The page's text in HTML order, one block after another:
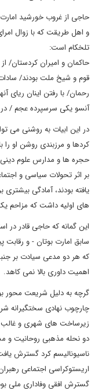
حاجی از غروب خورشید
و اهل طریقت که با زوال
تلخکام است:
حاکمان و امیران کردستان/
قوم و شیخ ملت بودند/
رحمان/ با رفتن اینان ریای
آنسو یکی سرسپرده عجم /
در این ابیات به روشنی می
کردها و مرزبندی روشن او
حجره ها و مدارس علوم
بر اثر تحولات سیاسی و
یافته بودند، آمادگی بیشتری
های اولیه داشت که مزاحم
این گمانه که حاجی قادر در
سابق امارت بوتان - و رقابت
که هر دو مدعی سیادت بر
اهمیت داوری بالا نمی کاهد.
گرچه به دلیل شریعت محور
چارچوب نهادی سختگیرانه
زیرساخت های شهری و
دو نحله مذهبی روحانیت و
ناسیونالیسم کرد گسترش
اریستوکراسی اجتماعی
گسترش افقی وفاداری ملی